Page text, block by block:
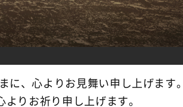
に、心よりお見舞い申し上げます。
りお祈り申し上げます。